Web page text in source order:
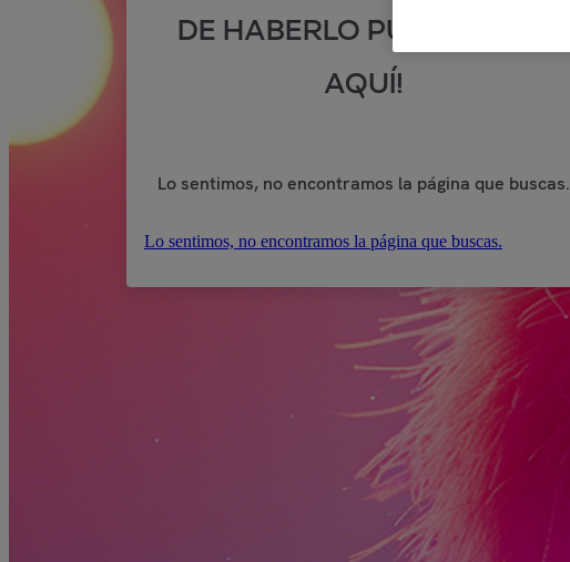
DE HABERLO PUESTO POR
AQUÍ!
Lo sentimos, no encontramos la página que buscas.
Lo sentimos, no encontramos la página que buscas.